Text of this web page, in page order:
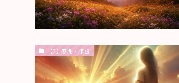
【3】感謝・謙虚